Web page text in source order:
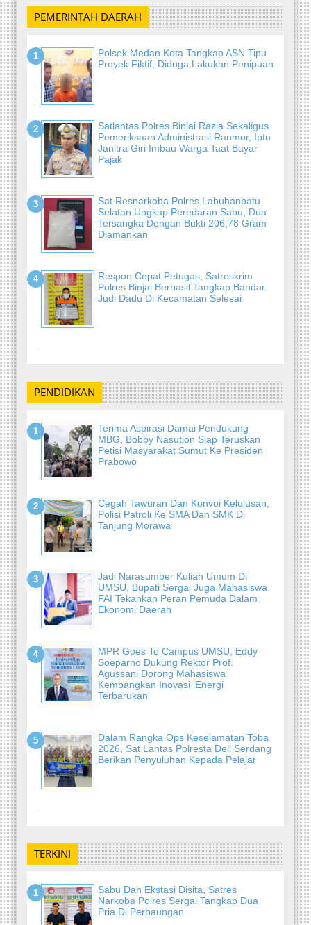
PEMERINTAH DAERAH
Polsek Medan Kota Tangkap ASN Tipu
Proyek Fiktif, Diduga Lakukan Penipuan
Satlantas Polres Binjai Razia Sekaligus
Pemeriksaan Administrasi Ranmor, Iptu
Janitra Giri Imbau Warga Taat Bayar
Pajak
Sat Resnarkoba Polres Labuhanbatu
Selatan Ungkap Peredaran Sabu, Dua
Tersangka Dengan Bukti 206,78 Gram
Diamankan
Respon Cepat Petugas, Satreskrim
Polres Binjai Berhasil Tangkap Bandar
Judi Dadu Di Kecamatan Selesai
-
PENDIDIKAN
Terima Aspirasi Damai Pendukung
MBG, Bobby Nasution Siap Teruskan
Petisi Masyarakat Sumut Ke Presiden
Prabowo
Cegah Tawuran Dan Konvoi Kelulusan,
Polisi Patroli Ke SMA Dan SMK Di
Tanjung Morawa
Jadi Narasumber Kuliah Umum Di
UMSU, Bupati Sergai Juga Mahasiswa
FAI Tekankan Peran Pemuda Dalam
Ekonomi Daerah
MPR Goes To Campus UMSU, Eddy
Soeparno Dukung Rektor Prof.
Agussani Dorong Mahasiswa
Kembangkan Inovasi 'Energi
Terbarukan'
Dalam Rangka Ops Keselamatan Toba
2026, Sat Lantas Polresta Deli Serdang
Berikan Penyuluhan Kepada Pelajar
-
TERKINI
Sabu Dan Ekstasi Disita, Satres
Narkoba Polres Sergai Tangkap Dua
Pria Di Perbaungan